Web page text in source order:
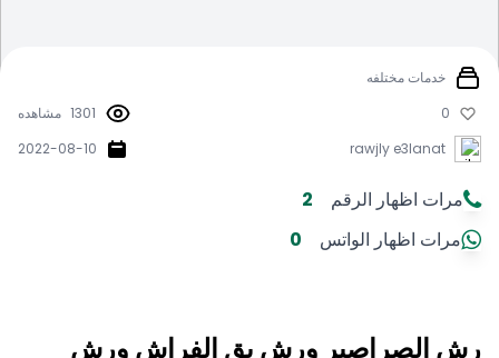
خدمات مختلفه
0
1301 مشاهده
rawjly e3lanat
2022-08-10
مرات اظهار الرقم
2
مرات اظهار الواتس
0
رش الصراصير ورش بق الفراش ورش